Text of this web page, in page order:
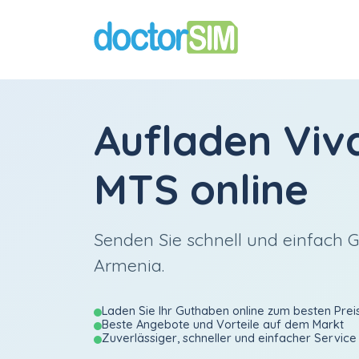
Aufladen
MTS online
Senden Sie schnell und einfach
Armenia.
Laden Sie Ihr Guthaben online zum besten
Beste Angebote und Vorteile auf dem Markt
Zuverlässiger, schneller und einfacher Service